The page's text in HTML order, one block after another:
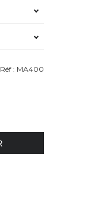
Réf : MA400